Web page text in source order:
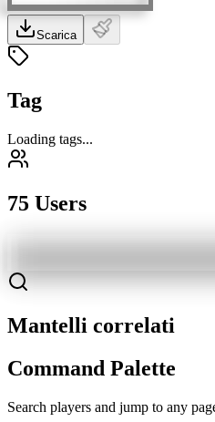
Scarica
Tag
Loading tags...
75 Users
Mantelli correlati
Command Palette
Search players and jump to any